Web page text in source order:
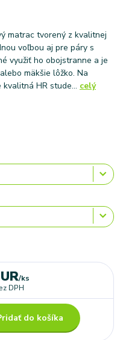
matrac tvorený z kvalitnej
voľbou aj pre páry s
využiť ho obojstranne a je
mäkšie lôžko. Na
HR stude... celý
/ks
DPH
do košíka